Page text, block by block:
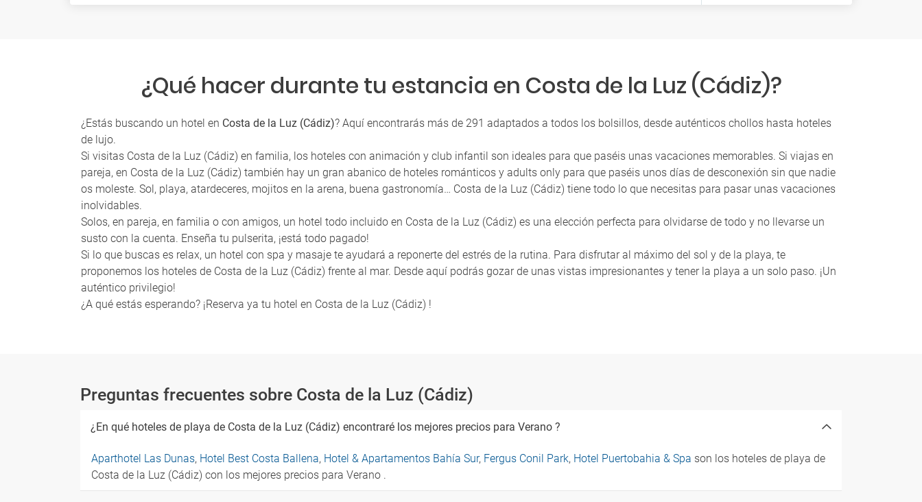
¿Qué hacer durante tu estancia en Costa de la Luz (Cádiz)?
¿Estás buscando un hotel en Costa de la Luz (Cádiz)? Aquí encontrarás más de 291 adaptados a todos los bolsillos, desde auténticos chollos hasta hoteles
de lujo.
Si visitas Costa de la Luz (Cádiz) en familia, los hoteles con animación y club infantil son ideales para que paséis unas vacaciones memorables. Si viajas en
pareja, en Costa de la Luz (Cádiz) también hay un gran abanico de hoteles románticos y adults only para que paséis unos días de desconexión sin que nadie
os moleste. Sol, playa, atardeceres, mojitos en la arena, buena gastronomía… Costa de la Luz (Cádiz) tiene todo lo que necesitas para pasar unas vacaciones
inolvidables.
Solos, en pareja, en familia o con amigos, un hotel todo incluido en Costa de la Luz (Cádiz) es una elección perfecta para olvidarse de todo y no llevarse un
susto con la cuenta. Enseña tu pulserita, ¡está todo pagado!
Si lo que buscas es relax, un hotel con spa y masaje te ayudará a reponerte del estrés de la rutina. Para disfrutar al máximo del sol y de la playa, te
proponemos los hoteles de Costa de la Luz (Cádiz) frente al mar. Desde aquí podrás gozar de unas vistas impresionantes y tener la playa a un solo paso. ¡Un
auténtico privilegio!
¿A qué estás esperando? ¡Reserva ya tu hotel en Costa de la Luz (Cádiz) !
Preguntas frecuentes sobre Costa de la Luz (Cádiz)
¿En qué hoteles de playa de Costa de la Luz (Cádiz) encontraré los mejores precios para Verano ?
Aparthotel Las Dunas, Hotel Best Costa Ballena, Hotel & Apartamentos Bahía Sur, Fergus Conil Park, Hotel Puertobahia & Spa son los hoteles de playa de
Costa de la Luz (Cádiz) con los mejores precios para Verano .